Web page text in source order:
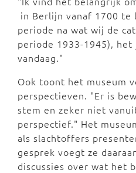
in Berlijn vanaf 1700 te
periode na wat wij de
periode 1933-1945), het
vandaag."
Ook toont het museum
perspectieven. "Er is
stem en zeker niet
perspectief." Het
als slachtoffers
gesprek voegt ze
discussies over wat het